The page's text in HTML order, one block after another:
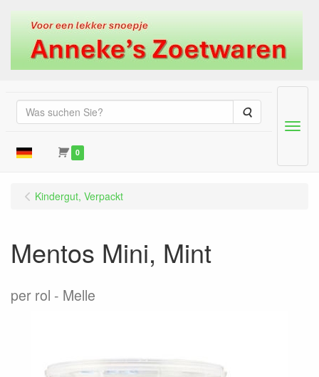
Suche
0
Menu
Kindergut, Verpackt
Mentos Mini, Mint
per rol Melle